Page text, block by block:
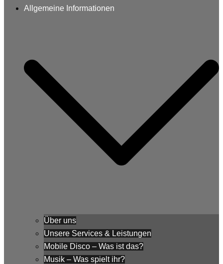
Allgemeine Informationen
Über uns
Unsere Services & Leistungen
Mobile Disco – Was ist das?
Musik – Was spielt ihr?